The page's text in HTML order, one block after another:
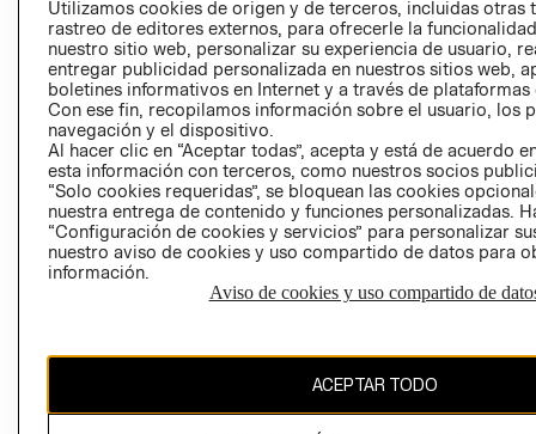
AVISO DE
PRIVACIDAD
GIFT CARD
Utilizamos cookies de origen y de terceros, incluidas otras
rastreo de editores externos, para ofrecerle la
nuestro sitio web, personalizar su experiencia de usuario,
entregar publicidad personalizada en nuestros sitios web,
boletines informativos en Internet y a través de plataformas
Con ese fin, recopilamos información sobre el usuario, los
navegación y el dispositivo.
Al hacer clic en “Aceptar todas”, acepta y está de acuerdo
esta información con terceros, como nuestros socios
“Solo cookies requeridas”, se bloquean las cookies
nuestra entrega de contenido y funciones personalizadas.
“Configuración de cookies y servicios” para personalizar
nuestro aviso de cookies y uso compartido de datos para
información.
Aviso de cookies y uso compartido de
ACEPTAR TODO